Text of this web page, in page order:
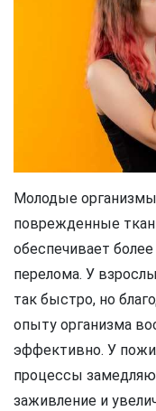
Молодые
поврежденные
обеспечивает
перелома. У
так быстро, но
опыту организма
эффективно. У
процессы
заживление и